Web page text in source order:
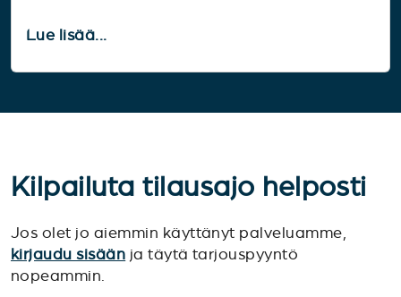
Lue lisää...
Kilpailuta tilausajo helposti
Jos olet jo aiemmin käyttänyt palveluamme,
kirjaudu sisään ja täytä tarjouspyyntö
nopeammin.